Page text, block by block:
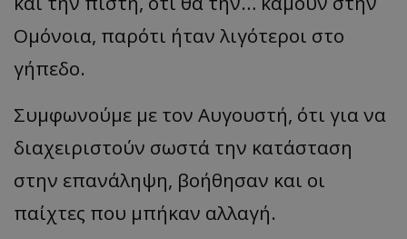
Ομόνοια, παρότι ήταν λιγότεροι στο
γήπεδο.
Συμφωνούμε με τον Αυγουστή, ότι για να
διαχειριστούν σωστά την κατάσταση
στην επανάληψη, βοήθησαν και οι
παίχτες που μπήκαν αλλαγή.